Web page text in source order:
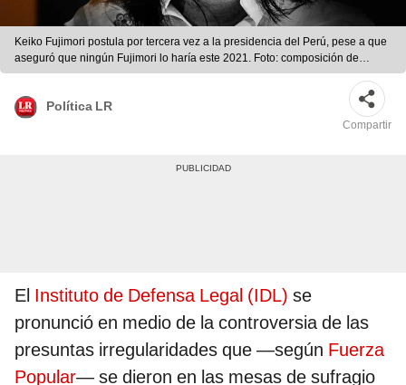
Keiko Fujimori postula por tercera vez a la presidencia del Perú, pese a que
aseguró que ningún Fujimori lo haría este 2021. Foto: composición de
Fabrizio Oviedo/La República
Política LR
Compartir
El Instituto de Defensa Legal (IDL) se
pronunció en medio de la controversia de las
presuntas irregularidades que —según Fuerza
Popular— se dieron en las mesas de sufragio